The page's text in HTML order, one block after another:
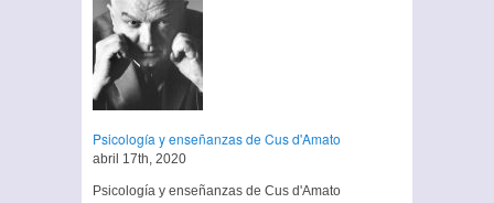
Psicología y enseñanzas de Cus d'Amato
abril 17th, 2020
Psicología y enseñanzas de Cus d'Amato